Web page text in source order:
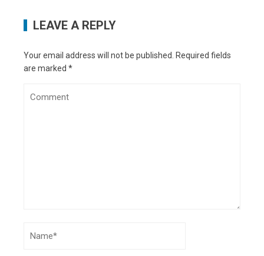
LEAVE A REPLY
Your email address will not be published.
Required fields
are marked *